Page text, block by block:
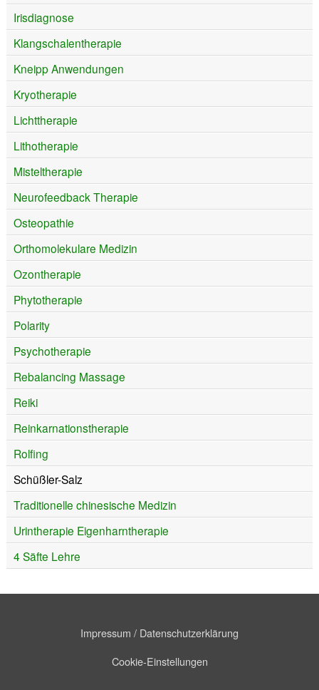
Irisdiagnose
Klangschalentherapie
Kneipp Anwendungen
Kryotherapie
Lichttherapie
Lithotherapie
Misteltherapie
Neurofeedback Therapie
Osteopathie
Orthomolekulare Medizin
Ozontherapie
Phytotherapie
Polarity
Psychotherapie
Rebalancing Massage
Reiki
Reinkarnationstherapie
Rolfing
Schüßler-Salz
Traditionelle chinesische Medizin
Urintherapie Eigenharntherapie
4 Säfte Lehre
Impressum / Datenschutzerklärung
Cookie-Einstellungen